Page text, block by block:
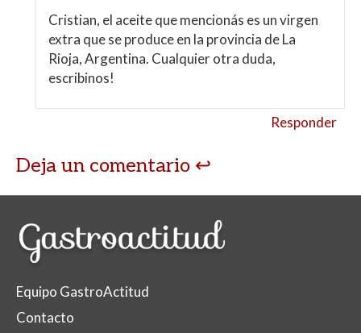
Cristian, el aceite que mencionás es un virgen
extra que se produce en la provincia de La
Rioja, Argentina. Cualquier otra duda,
escribinos!
Responder
Deja un comentario
Equipo GastroActitud
Contacto